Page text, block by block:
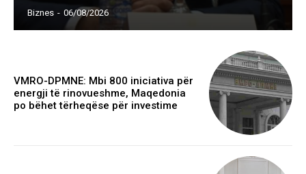
Biznes - 06/08/2026
VMRO-DPMNE: Mbi 800 iniciativa për
energji të rinovueshme, Maqedonia
po bëhet tërheqëse për investime